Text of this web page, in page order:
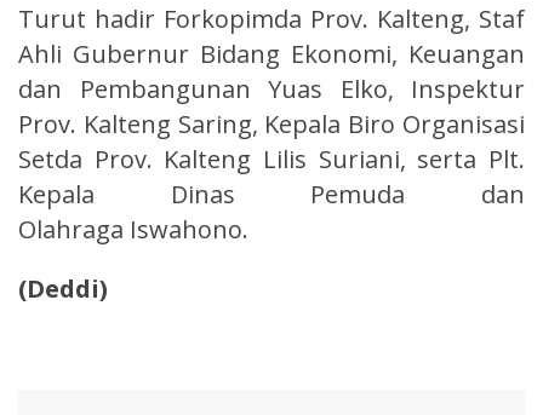
Turut hadir Forkopimda Prov. Kalteng, Staf
Ahli Gubernur Bidang Ekonomi, Keuangan
dan Pembangunan Yuas Elko, Inspektur
Prov. Kalteng Saring, Kepala Biro Organisasi
Setda Prov. Kalteng Lilis Suriani, serta Plt.
Kepala Dinas Pemuda dan
Olahraga Iswahono.
(Deddi)